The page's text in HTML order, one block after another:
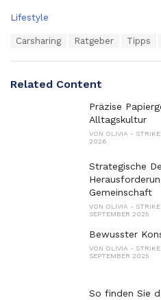
C
o
r
Lifestyle
:
Carsharing Ratgeber Tipps
Related Content
Präzise
Alltagskultur
VON OLIVIA -
2026
Strategische
Gemeinschaft
VON OLIVIA -
SEPTEMBER 2025
Bewusster
VON OLIVIA -
SEPTEMBER 2025
So finden Sie